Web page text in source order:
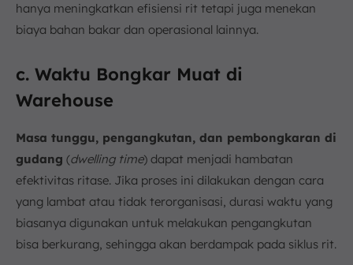
hanya meningkatkan efisiensi rit tetapi juga menekan
biaya bahan bakar dan operasional lainnya.
c. Waktu Bongkar Muat di
Warehouse
Masa tunggu, pengangkutan, dan pembongkaran di
gudang (dwelling time) dapat menjadi hambatan
efektivitas ritase. Jika proses ini dilakukan dengan cara
yang lambat atau tidak terorganisasi, durasi waktu yang
biasanya digunakan untuk melakukan pengangkutan
bisa berkurang, sehingga akan berdampak pada siklus rit.